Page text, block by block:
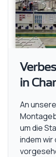
in
An
um die
indem